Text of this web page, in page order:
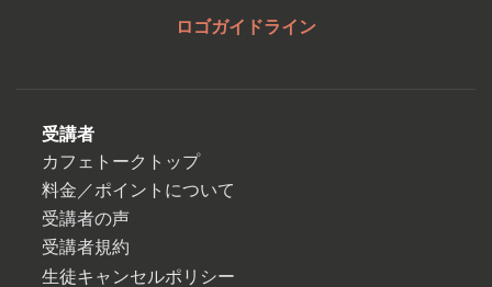
ロゴガイドライン
受講者
カフェトークトップ
料金／ポイントについて
受講者の声
受講者規約
生徒キャンセルポリシー